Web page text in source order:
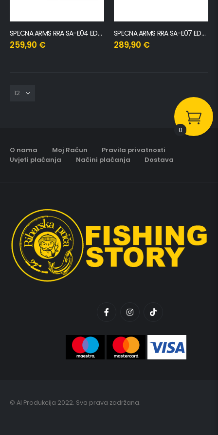
SPECNA ARMS RRA SA-E04 EDGE CARBINE AIRSOFT REPLICA – CHAOS GREY
259,90 €
SPECNA ARMS RRA SA-E07 EDGE CARBINE AIRSOFT REPLICA – LIGHT OPS STOCK – GRAY
289,90 €
O nama Moj Račun
Pravila privatnosti
Uvjeti plaćanja
Načini plaćanja Dostava
© AI Produkcija 2022. Sva prava zadržana.
0